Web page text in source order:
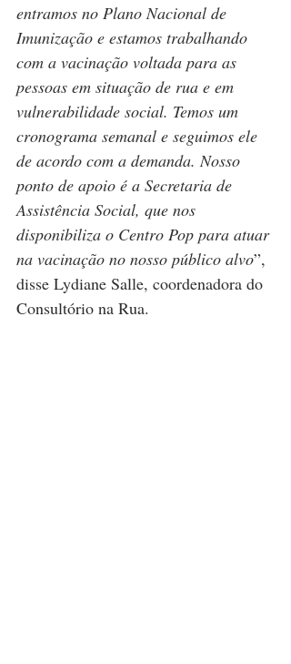
entramos no Plano Nacional de
Imunização e estamos trabalhando
com a vacinação voltada para as
pessoas em situação de rua e em
vulnerabilidade social. Temos um
cronograma semanal e seguimos ele
de acordo com a demanda. Nosso
ponto de apoio é a Secretaria de
Assistência Social, que nos
disponibiliza o Centro Pop para atuar
na vacinação no nosso público alvo”,
disse Lydiane Salle, coordenadora do
Consultório na Rua.